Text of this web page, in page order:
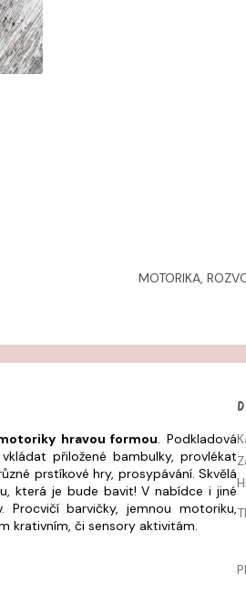
MOTORIKA,
hravou formou. Podkladová
přiložené bambulky, provlékat
prstíkové hry, prosypávání. Skvělá
která je bude bavit! V nabídce i jiné
barvičky, jemnou motoriku,
krativním, či sensory aktivitám.